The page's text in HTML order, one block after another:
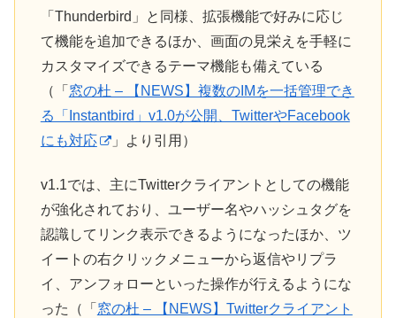
「Thunderbird」と同様、拡張機能で好みに応じ
て機能を追加できるほか、画面の見栄えを手軽に
カスタマイズできるテーマ機能も備えている
（「 窓の杜 – 【NEWS】複数のIMを一括管理でき
る「Instantbird」v1.0が公開、TwitterやFacebook
にも対応
」より引用）
v1.1では、主にTwitterクライアントとしての機能
が強化されており、ユーザー名やハッシュタグを
認識してリンク表示できるようになったほか、ツ
イートの右クリックメニューから返信やリプラ
イ、アンフォローといった操作が行えるようにな
った（「 窓の杜 – 【NEWS】Twitterクライアント